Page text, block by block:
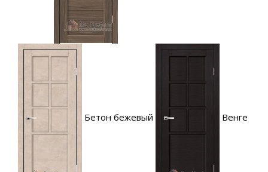
Бетон бежевый Венге